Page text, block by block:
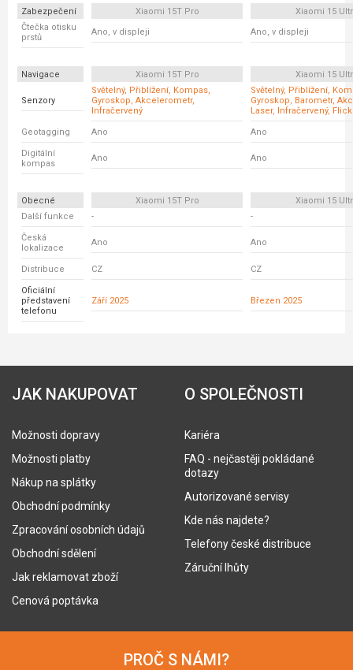
Zabezpečení Xiaomi 15T Pro
Xiaomi 15
Čtečka otisku
prstů
Ano, v displeji Ano, v displeji
Navigace Xiaomi 15T Pro Xiaomi 15
Senzory
Světelný, Přiblížení, Kompas,
Gyroskop, Akcelerometr,
Infračervený
Světelný, Přiblížení,
Gyroskop, Barometr,
Laser, Infračervený,
Geotagging Ano Ano
Digitální
kompas
Ano Ano
Obecné Xiaomi 15T Pro
Xiaomi 15
Další funkce
- -
Česká
lokalizace
Ano Ano
Distribuce CZ CZ
Oficiální
představení
telefonu
Září 2025 Březen 2025
JAK NAKUPOVAT
Možnosti dopravy
Možnosti platby
Nákup na splátky
Obchodní podmínky
Zpracování osobních údajů
Obchodní sdělení
Jak reklamovat zboží
Cenová poptávka
O SPOLEČNOSTI
Kariéra
FAQ - nejčastěji pokládané
dotazy
Autorizované servisy
Kde nás najdete?
Telefony české distribuce
Záruční lhůty
PROČ S NÁMI?